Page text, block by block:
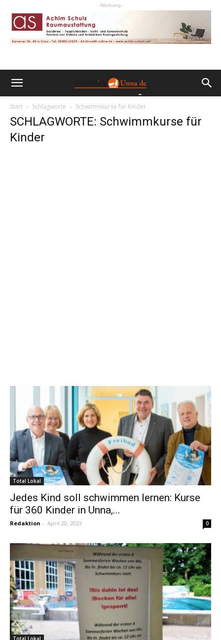
- Werbung -
Start Schlagworte Schwimmkurse für Kinder
SCHLAGWORTE: Schwimmkurse für
Kinder
Total Lokal
Jedes Kind soll schwimmen lernen: Kurse
für 360 Kinder in Unna,...
Redaktion - April 20, 2023 0
Total Lokal